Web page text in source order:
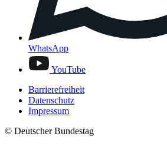
WhatsApp
YouTube
Barrierefreiheit
Datenschutz
Impressum
© Deutscher Bundestag